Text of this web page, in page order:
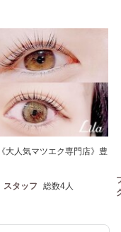
大人気マツエク専門店》豊
スタッフ 総数4人